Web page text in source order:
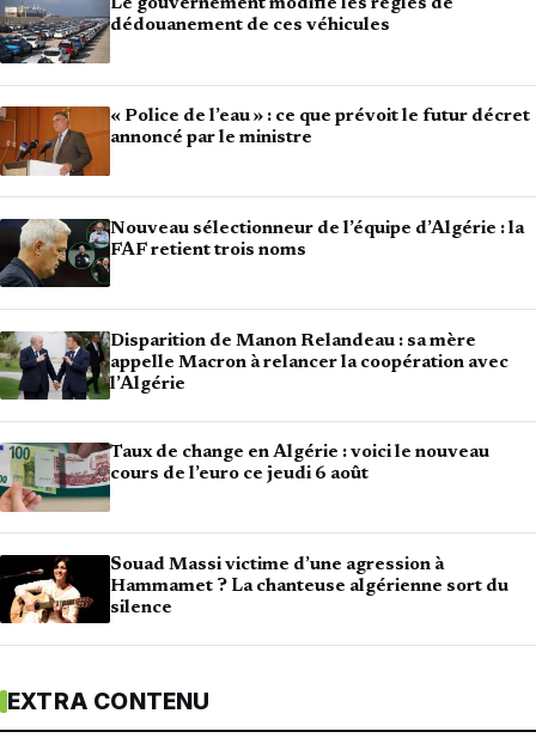
Le gouvernement modifie les règles de
dédouanement de ces véhicules
« Police de l’eau » : ce que prévoit le futur décret
annoncé par le ministre
Nouveau sélectionneur de l’équipe d’Algérie : la
FAF retient trois noms
Disparition de Manon Relandeau : sa mère
appelle Macron à relancer la coopération avec
l’Algérie
Taux de change en Algérie : voici le nouveau
cours de l’euro ce jeudi 6 août
Souad Massi victime d’une agression à
Hammamet ? La chanteuse algérienne sort du
silence
EXTRA CONTENU